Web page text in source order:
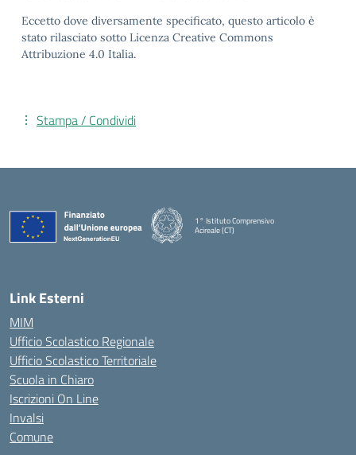
Eccetto dove diversamente specificato, questo articolo è
stato rilasciato sotto Licenza Creative Commons
Attribuzione 4.0 Italia.
Stampa / Condividi
1° Istituto Comprensivo
Acireale (CT)
Link Esterni
MIM
Ufficio Scolastico Regionale
Ufficio Scolastico Territoriale
Scuola in Chiaro
Iscrizioni On Line
Invalsi
Comune